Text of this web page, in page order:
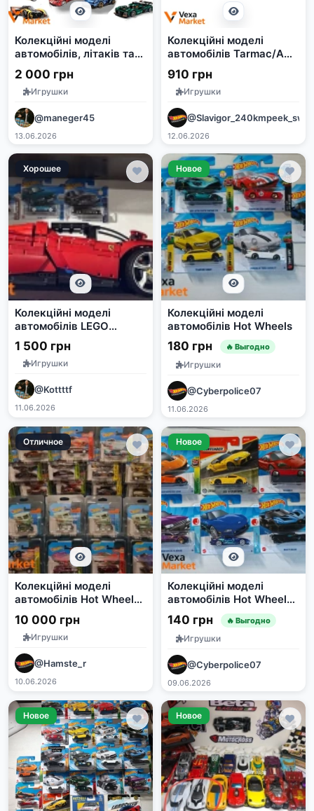
Колекційні моделі
автомобілів, літаків та
динозаврів
2 000 грн
Игрушки
@maneger45
13.06.2026
Колекційні моделі
автомобілів Tarmac/AR
(Mazda, Audi, Land
Rover, Porsche,
Mitsubishi)
910 грн
Игрушки
12.06.2026
Хорошее
Колекційні моделі
автомобілів LEGO
Technic та інші
1 500 грн
Игрушки
@Kottttf
11.06.2026
Новое
Колекційні моделі
автомобілів Hot Wheels
180 грн 🔥 Выгодно
Игрушки
@Cyberpolice07
11.06.2026
Отличное
Колекційні моделі
автомобілів Hot Wheels
2010-2025
10 000 грн
Игрушки
@Hamste_r
10.06.2026
Новое
Колекційні моделі
автомобілів Hot Wheels
та Matchbox
140 грн 🔥 Выгодно
Игрушки
@Cyberpolice07
09.06.2026
Новое Новое